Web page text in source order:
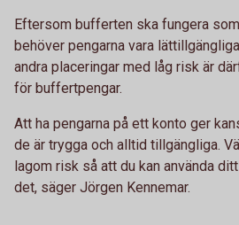
Eftersom bufferten ska fungera
behöver pengarna vara
andra placeringar med låg risk är
för buffertpengar.
Att ha pengarna på ett konto ger
de är trygga och alltid tillgängliga.
lagom risk så att du kan använda
det, säger Jörgen Kennemar.